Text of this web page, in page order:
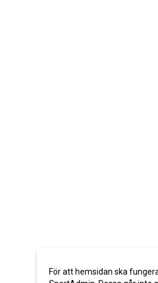
För att hemsidan ska